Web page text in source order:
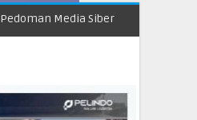
Pedoman Media Siber